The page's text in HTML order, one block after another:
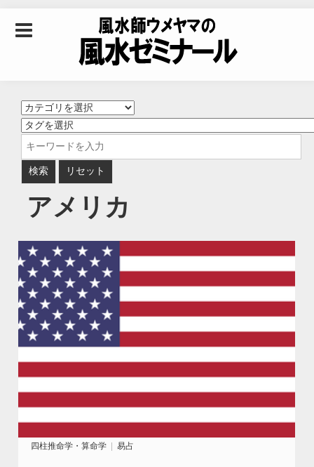
風水師ウメヤマの風
水ゼミナール｜風水
学・四柱推命学・易
学を合わせた立命講
座
アメリカ
四柱推命学・算命学 易占